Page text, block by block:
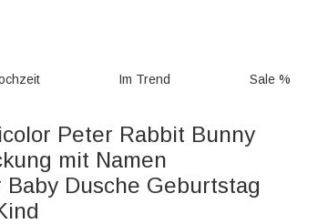
Im Trend Sale %
Peter Rabbit Bunny
mit Namen
Dusche Geburtstag